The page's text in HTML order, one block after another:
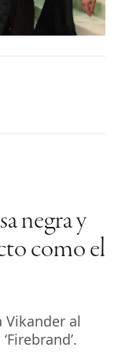
negra y
como el
Vikander al